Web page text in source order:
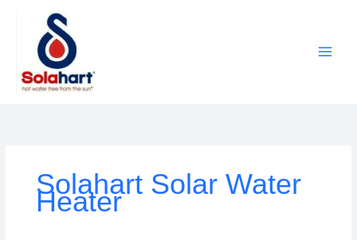
Solahart Solar Water
Heater